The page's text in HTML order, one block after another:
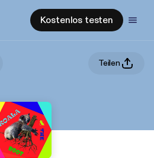
Kostenlos testen
Teilen